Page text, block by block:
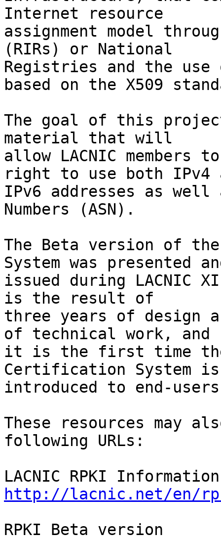
Internet resource
assignment model
(RIRs) or National
Registries and the
based on the X509
The goal of this
material that will
allow LACNIC
right to use both IPv4
IPv6 addresses as well
Numbers (ASN).
The Beta version of
System was presented
issued during LACNIC
is the result of
three years of design
of technical work, and
it is the first time the
Certification System
introduced to end-
These resources may
following URLs:
http://lacnic.net/en/